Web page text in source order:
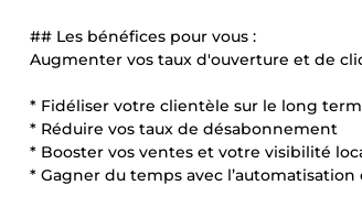
## Les bénéfices pour vous :
Augmenter vos taux d'ouverture et de
* Fidéliser votre clientèle sur le long
* Réduire vos taux de désabonnement
* Booster vos ventes et votre visibilité
* Gagner du temps avec